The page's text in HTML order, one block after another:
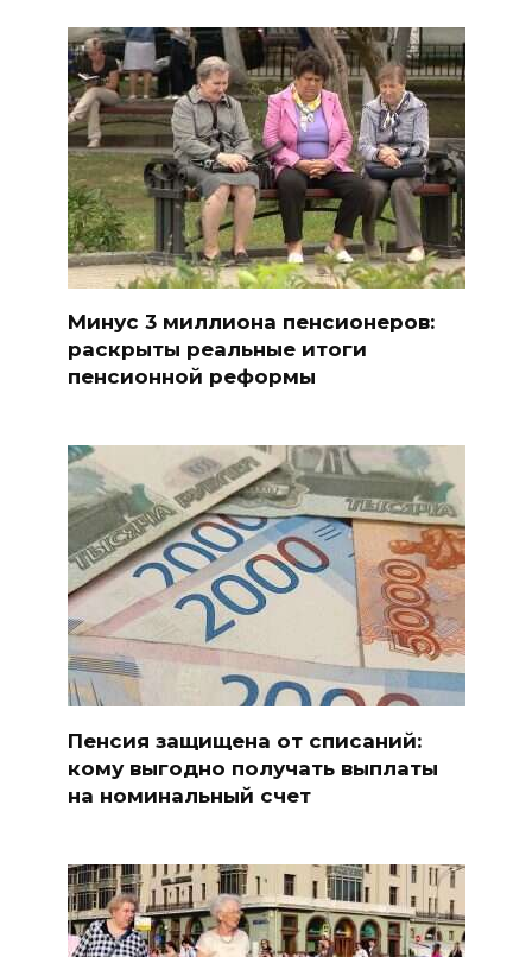
Минус 3 миллиона пенсионеров:
раскрыты реальные итоги
пенсионной реформы
Пенсия защищена от списаний:
кому выгодно получать выплаты
на номинальный счет